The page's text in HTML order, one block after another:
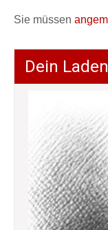
Sie müssen
Dein